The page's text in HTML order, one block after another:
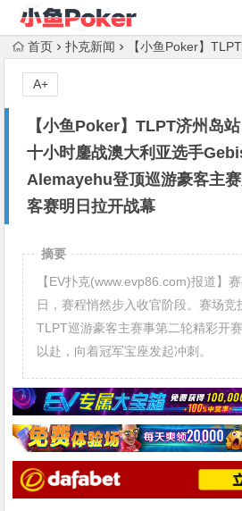
首页 扑克新闻 【小鱼Poker】TLPT济州岛站｜又一新王加冕！十小时鏖战澳大
【小鱼Poker】TLPT济州岛
十小时鏖战澳大利亚选手
Alemayehu登顶巡游豪客主
客赛明日拉开战幕
A+
摘要
【EV扑克(www.evp86.com)报道】
日，赛程悄然步入收官阶段。赛场竞
TLPT巡游豪客主赛事第二轮精彩开
以赴，向着冠军宝座发起冲刺。